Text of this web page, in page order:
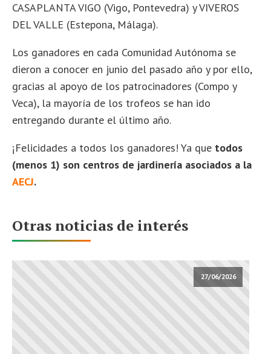
CASAPLANTA VIGO (Vigo, Pontevedra) y VIVEROS
DEL VALLE (Estepona, Málaga).
Los ganadores en cada Comunidad Autónoma se
dieron a conocer en junio del pasado año y por ello,
gracias al apoyo de los patrocinadores (Compo y
Veca), la mayoría de los trofeos se han ido
entregando durante el último año.
¡Felicidades a todos los ganadores! Ya que todos
(menos 1) son centros de jardinería asociados a la
AECJ.
Otras noticias de interés
27/06/2026